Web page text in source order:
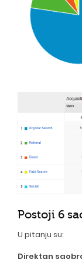
Postoji 6
U pitanju su:
Direktan